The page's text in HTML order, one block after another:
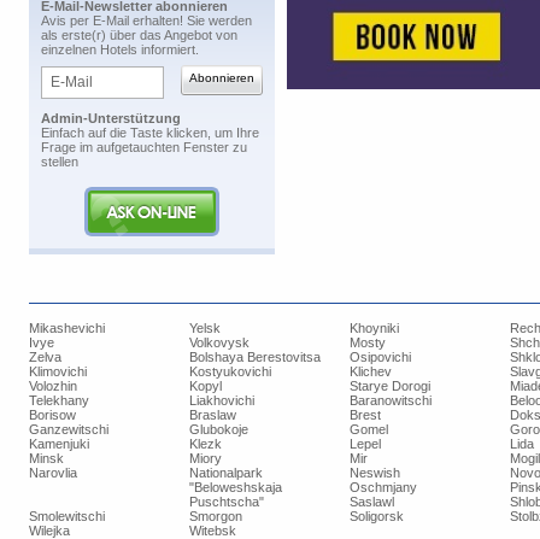
​E-Mail-Newsletter abonnieren
​Avis per E-Mail erhalten! Sie werden
als erste(r) über das Angebot von
einzelnen Hotels informiert.
Admin-Unterstützung
​Einfach auf die Taste klicken, um Ihre
Frage im aufgetauchten Fenster zu
stellen
Mikashevichi Yelsk Khoyniki
Ivye
Volkovysk Mosty
Zelva
Bolshaya Berestovitsa Osipovichi
Klimovichi
Kostyukovichi Klichev
Volozhin
Kopyl Starye Dorogi
Telekhany
Liakhovichi Baranowitschi
Borisow
Braslaw Brest
Ganzewitschi
Glubokoje Gomel
Kamenjuki
Klezk Lepel
Lida
Minsk
Miory Mir
Narovlia
Nationalpark
"Beloweshskaja
Puschtscha"
Neswish
Oschmjany
Saslawl
Smolewitschi
Smorgon Soligorsk
Wilejka
Witebsk